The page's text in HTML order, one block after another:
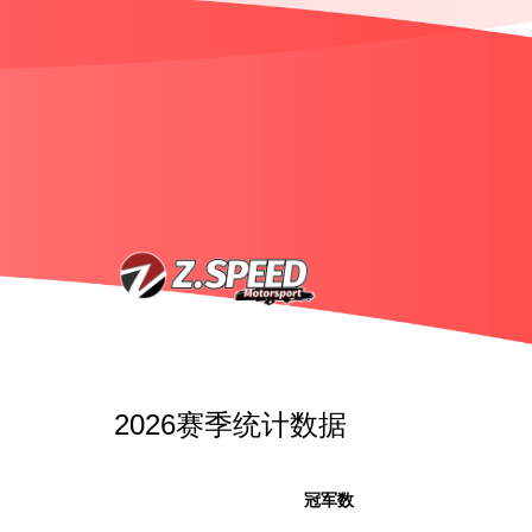
2026赛季统计数据
冠军数